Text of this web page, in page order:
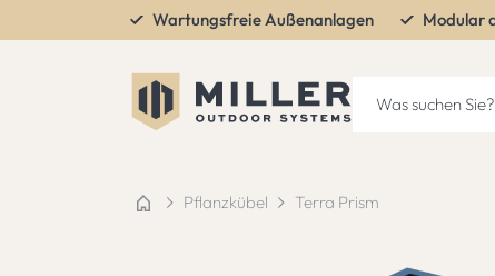
Wartungsfreie Außenanlagen Modular
Pflanzkübel Terra Prism